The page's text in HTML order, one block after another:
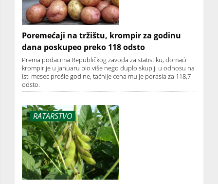
Poremećaji na tržištu, krompir za godinu
dana poskupeo preko 118 odsto
Prema podacima Republičkog zavoda za statistiku, domaći
krompir je u januaru bio više nego duplo skuplji u odnosu na
isti mesec prošle godine, tačnije cena mu je porasla za 118,7
odsto.
RATARSTVO